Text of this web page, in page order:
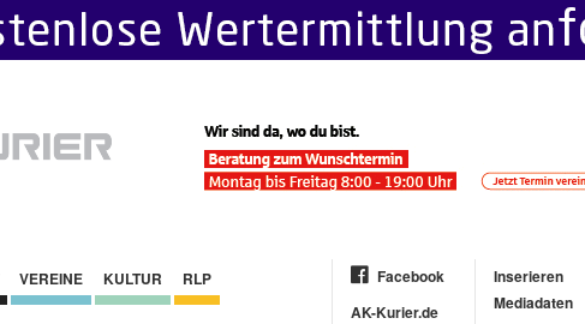
VEREINE KULTUR RLP
Facebook
AK-Kurier.de
Inserieren
Mediadaten